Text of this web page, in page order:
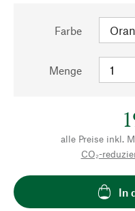
Farbe
Menge
alle Preise inkl.
CO₂-
In